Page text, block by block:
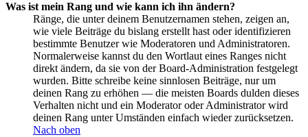
Was ist mein Rang und wie kann ich ihn ändern?
Ränge, die unter deinem Benutzernamen stehen, zeigen an,
wie viele Beiträge du bislang erstellt hast oder identifizieren
bestimmte Benutzer wie Moderatoren und Administratoren.
Normalerweise kannst du den Wortlaut eines Ranges nicht
direkt ändern, da sie von der Board-Administration festgelegt
wurden. Bitte schreibe keine sinnlosen Beiträge, nur um
deinen Rang zu erhöhen — die meisten Boards dulden dieses
Verhalten nicht und ein Moderator oder Administrator wird
deinen Rang unter Umständen einfach wieder zurücksetzen.
Nach oben